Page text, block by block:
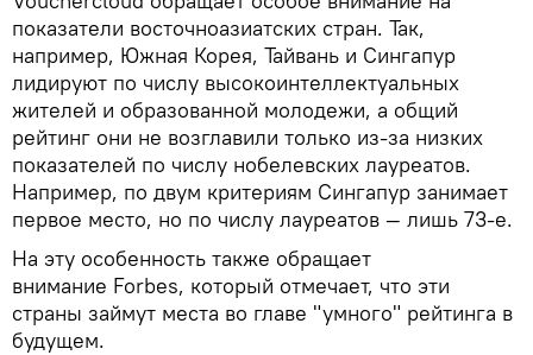
показатели восточноазиатских стран. Так,
например, Южная Корея, Тайвань и Сингапур
лидируют по числу высокоинтеллектуальных
жителей и образованной молодежи, а общий
рейтинг они не возглавили только из-за низких
показателей по числу нобелевских лауреатов.
Например, по двум критериям Сингапур занимает
первое место, но по числу лауреатов — лишь 73-е.
На эту особенность также обращает
внимание Forbes, который отмечает, что эти
страны займут места во главе "умного" рейтинга в
будущем.